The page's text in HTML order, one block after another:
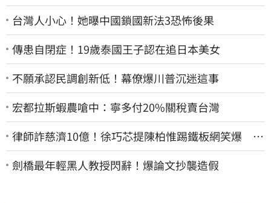
台灣人小心！她曝中國鎖國新法3恐怖後果
傳患自閉症！19歲泰國王子認在追日本美女
不願承認民調創新低！幕僚爆川普沉迷這事
宏都拉斯蝦農嗆中：寧多付20%關稅賣台灣
律師詐慈濟10億！徐巧芯提陳柏惟踢鐵板網笑爆 律
師再曬1照補刀
劍橋最年輕黑人教授閃辭！爆論文抄襲造假